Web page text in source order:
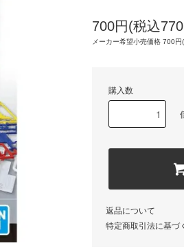
700円(税込
メーカー希望小売価格 700
購入数
返品について
特定商取引法に基づ